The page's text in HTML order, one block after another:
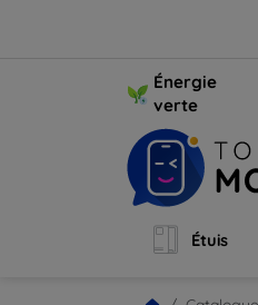
Énergie
verte
Étuis